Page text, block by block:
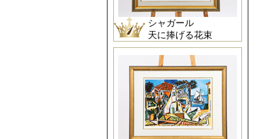
シャガール
天に捧げる花束